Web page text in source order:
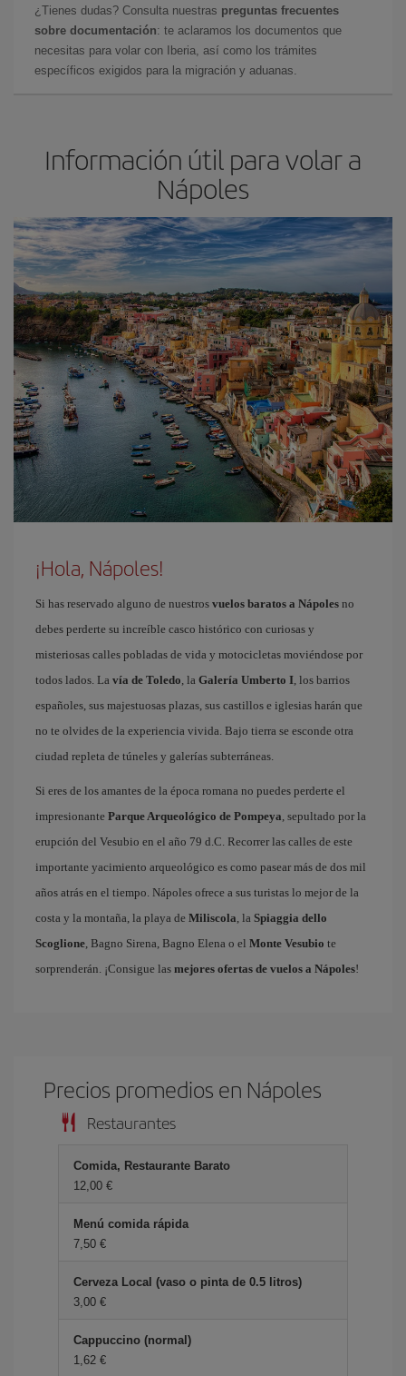
¿Tienes dudas? Consulta nuestras preguntas frecuentes
sobre documentación: te aclaramos los documentos que
necesitas para volar con Iberia, así como los trámites
específicos exigidos para la migración y aduanas.
Información útil para volar a
Nápoles
¡Hola, Nápoles!
Si has reservado alguno de nuestros vuelos baratos a Nápoles no
debes perderte su increíble casco histórico con curiosas y
misteriosas calles pobladas de vida y motocicletas moviéndose por
todos lados. La vía de Toledo, la Galería Umberto I, los barrios
españoles, sus majestuosas plazas, sus castillos e iglesias harán que
no te olvides de la experiencia vivida. Bajo tierra se esconde otra
ciudad repleta de túneles y galerías subterráneas.
Si eres de los amantes de la época romana no puedes perderte el
impresionante Parque Arqueológico de Pompeya, sepultado por la
erupción del Vesubio en el año 79 d.C. Recorrer las calles de este
importante yacimiento arqueológico es como pasear más de dos mil
años atrás en el tiempo. Nápoles ofrece a sus turistas lo mejor de la
costa y la montaña, la playa de Miliscola, la Spiaggia dello
Scoglione, Bagno Sirena, Bagno Elena o el Monte Vesubio te
sorprenderán. ¡Consigue las mejores ofertas de vuelos a Nápoles!
Precios promedios en Nápoles
Restaurantes
Comida, Restaurante Barato
12,00 €
Menú comida rápida
7,50 €
Cerveza Local (vaso o pinta de 0.5 litros)
3,00 €
Cappuccino (normal)
1,62 €